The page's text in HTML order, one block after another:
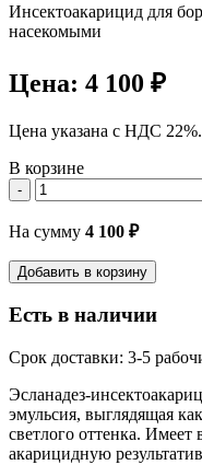
Инсектоакарицид для
насекомыми
Цена: 4 100 ₽
Цена указана с НДС 22%.
В корзине
-
На сумму 4 100 ₽
Добавить в корзину
Есть в наличии
Срок доставки: 3-5
Эсланадез-
эмульсия, выглядящая
светлого оттенка.
акарицидную